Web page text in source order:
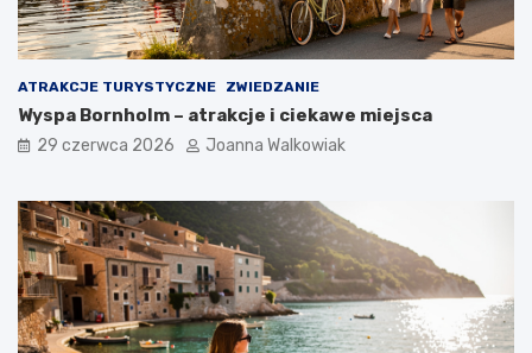
ATRAKCJE TURYSTYCZNE ZWIEDZANIE
Wyspa Bornholm – atrakcje i ciekawe miejsca
29 czerwca 2026 Joanna Walkowiak